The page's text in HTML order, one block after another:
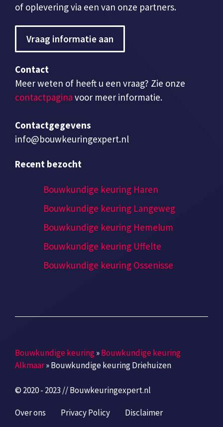
of oplevering via een van onze partners.
Vraag informatie aan
Contact
Meer weten of heeft u een vraag? Zie onze
contactpagina voor meer informatie.
Contactgegevens
info@bouwkeuringexpert.nl
Recent bezocht
Bouwkundige keuring Haren
Bouwkundige keuring Langeweg
Bouwkundige keuring Hemelum
Bouwkundige keuring Uffelte
Bouwkundige keuring Ossenisse
Bouwkundige keuring»Bouwkundige keuring
Alkmaar»Bouwkundige keuring Driehuizen
© 2020 - 2023 // Bouwkeuringexpert.nl
Over ons Privacy Policy Disclaimer